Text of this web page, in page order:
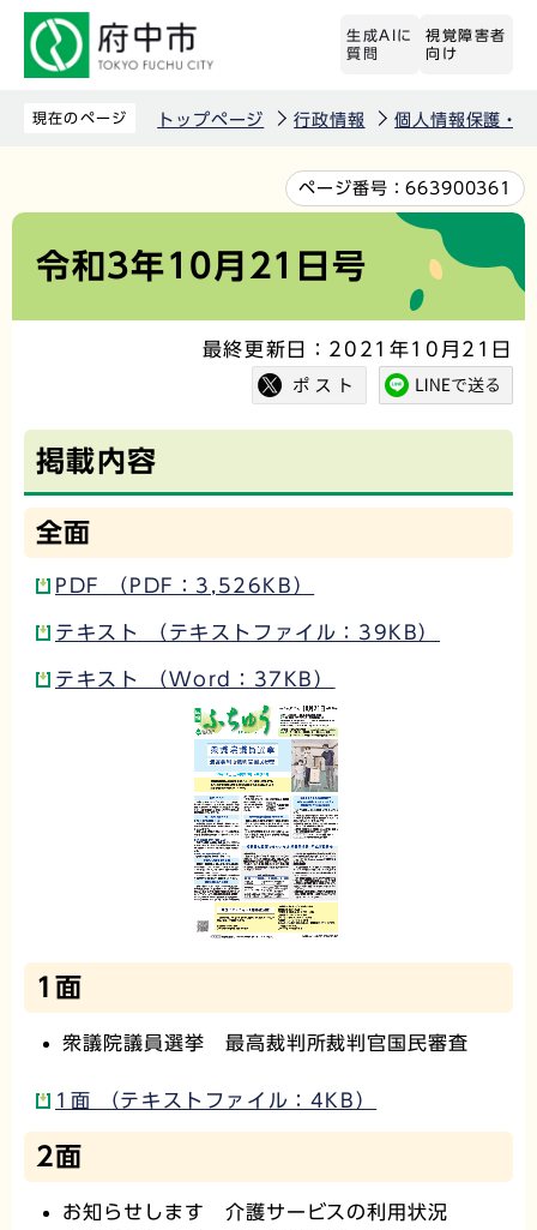
先
す
生成AIに
質問
視覚障害者
向け
現在のページ トップページ 行政情報 個人情報保護・
文
か
ページ番号：663900361
令和3年10月21日号
最終更新日：2021年10月21日
掲載内容
全面
PDF （PDF：3,526KB）
テキスト （テキストファイル：39KB）
テキスト （Word：37KB）
1面
衆議院議員選挙 最高裁判所裁判官国民審査
1面 （テキストファイル：4KB）
2面
お知らせします 介護サービスの利用状況